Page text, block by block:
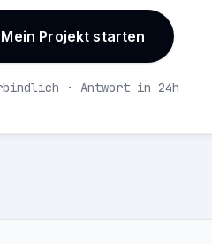
Mein Projekt starten
· Antwort in 24h